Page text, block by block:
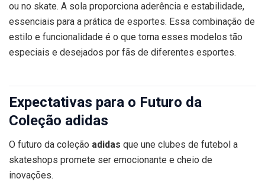
ou no skate. A sola proporciona aderência e estabilidade,
essenciais para a prática de esportes. Essa combinação de
estilo e funcionalidade é o que torna esses modelos tão
especiais e desejados por fãs de diferentes esportes.
Expectativas para o Futuro da
Coleção adidas
O futuro da coleção adidas que une clubes de futebol a
skateshops promete ser emocionante e cheio de
inovações.